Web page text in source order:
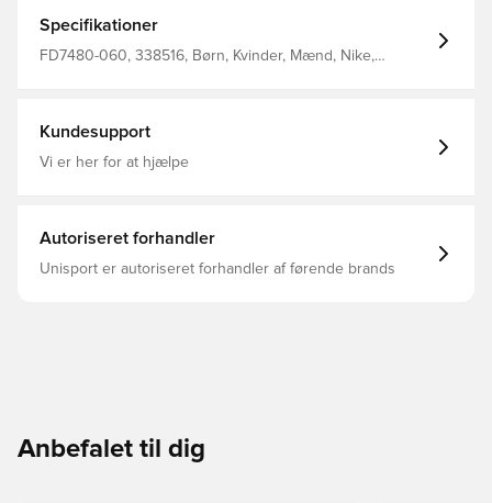
Specifikationer
FD7480-060, 338516, Børn, Kvinder, Mænd, Nike,
Kundesupport
Vi er her for at hjælpe
Autoriseret forhandler
Unisport er autoriseret forhandler af førende brands
Anbefalet til dig